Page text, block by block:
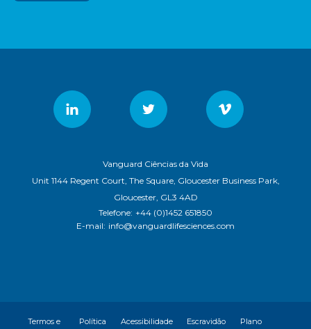
Vanguard Ciências da Vida
Unit 1144 Regent Court, The Square, Gloucester Business Park,
Gloucester, GL3 4AD
Telefone: +44 (0)1452 651850
E-mail: info@vanguardlifesciences.com
Termos e
Política
Acessibilidade
Escravidão
Plano